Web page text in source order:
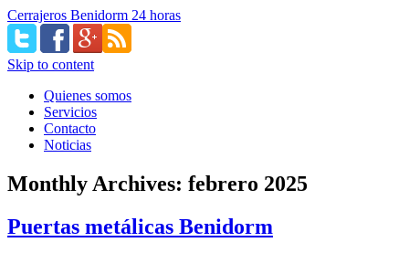
Cerrajeros Benidorm 24 horas
Skip to content
Quienes somos
Servicios
Contacto
Noticias
Monthly Archives: febrero 2025
Puertas metálicas Benidorm